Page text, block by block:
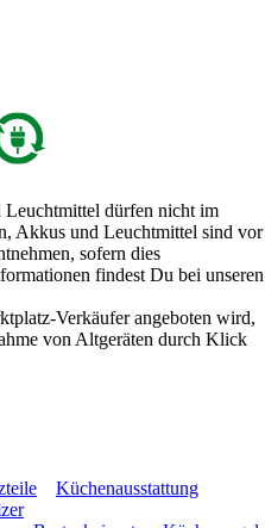
Leuchtmittel dürfen nicht im
Akkus und Leuchtmittel sind vor
sofern dies
findest Du bei unseren
Verkäufer angeboten wird,
von Altgeräten durch Klick
Küchenausstattung